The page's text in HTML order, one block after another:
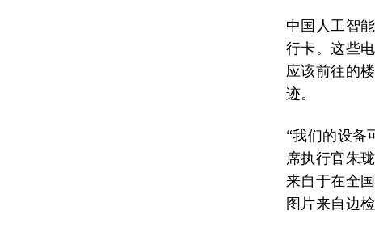
中国人工智
行卡。这些
应该前往的
迹。
“我们的设备
席执行官朱
来自于在全
图片来自边